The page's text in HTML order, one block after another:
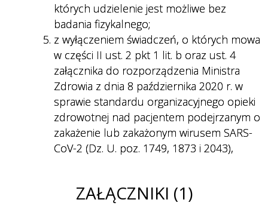
których udzielenie jest możliwe bez
badania fizykalnego;
z wyłączeniem świadczeń, o których mowa
w części II ust. 2 pkt 1 lit. b oraz ust. 4
załącznika do rozporządzenia Ministra
Zdrowia z dnia 8 października 2020 r. w
sprawie standardu organizacyjnego opieki
zdrowotnej nad pacjentem podejrzanym o
zakażenie lub zakażonym wirusem SARS-
CoV-2 (Dz. U. poz. 1749, 1873 i 2043),
ZAŁĄCZNIKI (1)